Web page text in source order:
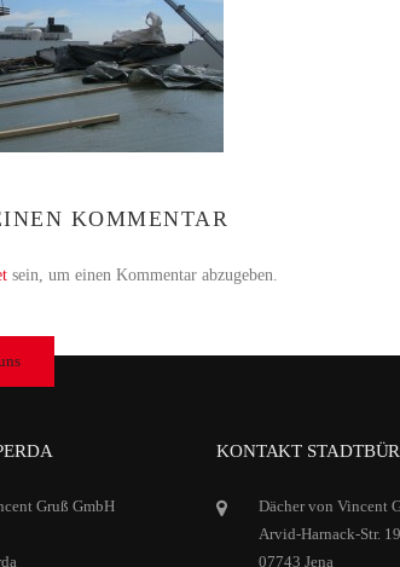
KOMMENTAR
sein, um einen Kommentar abzugeben.
Gruß GmbH
KONTAKT
Dächer von Vincent
Arvid-Harnack-Str. 19
07743 Jena